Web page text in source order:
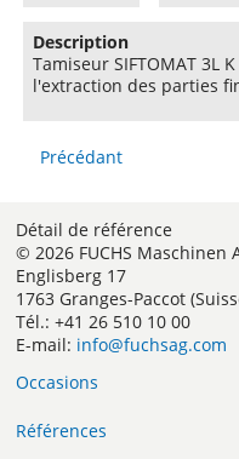
Description
Tamiseur SIFTOMAT 3L
l'extraction des parties
Précédant
Détail de référence
© 2026 FUCHS Maschinen
Englisberg 17
1763 Granges-Paccot
Tél.: +41 26 510 10 00
E-mail: info@fuchsag.com
Occasions
Références